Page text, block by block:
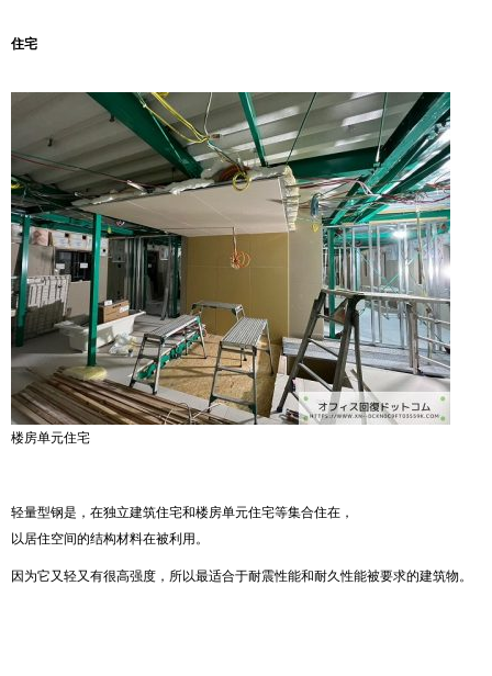
住宅
楼房单元住宅
轻量型钢是，在独立建筑住宅和楼房单元住宅等集合住在，
以居住空间的结构材料在被利用。
因为它又轻又有很高强度，所以最适合于耐震性能和耐久性能被要求的建筑物。